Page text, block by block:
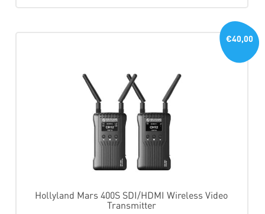
Hollyland Mars 400S SDI/HDMI Wireless Video
Transmitter
€40,00